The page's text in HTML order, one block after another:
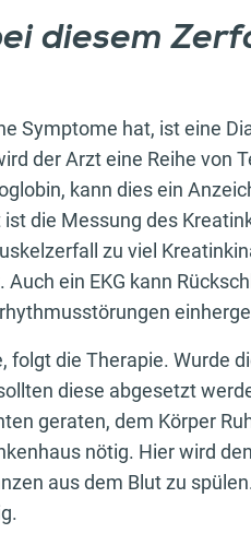
diesem
Symptome hat, ist eine
der Arzt eine Reihe von
kann dies ein
die Messung des
zu viel
ein EKG kann
folgt die Therapie. Wurde
diese abgesetzt
geraten, dem Körper
nötig. Hier wird
aus dem Blut zu